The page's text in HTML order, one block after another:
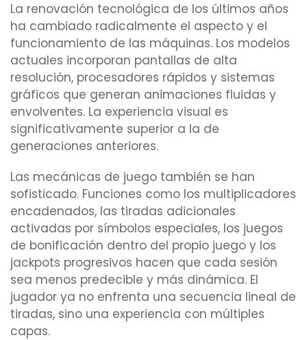
La renovación tecnológica de los últimos años
ha cambiado radicalmente el aspecto y el
funcionamiento de las máquinas. Los modelos
actuales incorporan pantallas de alta
resolución, procesadores rápidos y sistemas
gráficos que generan animaciones fluidas y
envolventes. La experiencia visual es
significativamente superior a la de
generaciones anteriores.
Las mecánicas de juego también se han
sofisticado. Funciones como los multiplicadores
encadenados, las tiradas adicionales
activadas por símbolos especiales, los juegos
de bonificación dentro del propio juego y los
jackpots progresivos hacen que cada sesión
sea menos predecible y más dinámica. El
jugador ya no enfrenta una secuencia lineal de
tiradas, sino una experiencia con múltiples
capas.